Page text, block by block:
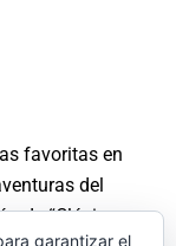
favoritas en
del
de “Clásicos
garantizar el